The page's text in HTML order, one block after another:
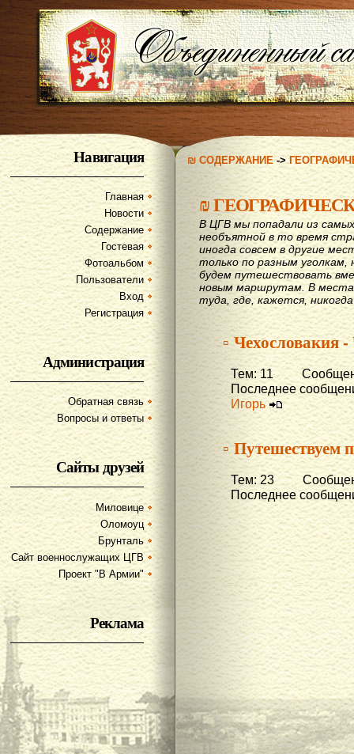
Навигация
Главная
Новости
Содержание
Гостевая
Фотоальбом
Пользователи
Вход
Регистрация
Администрация
Обратная связь
Вопросы и ответы
Сайты друзей
Миловице
Оломоуц
Брунталь
Сайт военнослужащих ЦГВ
Проект "В Армии"
Реклама
₪ СОДЕРЖАНИЕ->
₪
В ЦГВ мы попадали из
необъятной в то время
иногда совсем в другие
только по разным
будем путешествовать
новым маршрутам. В
туда, где, кажется,
▫ Чехословакия
Тем: 11
Последнее
Игорь
▫ Путешествуем
Тем: 23
Последнее